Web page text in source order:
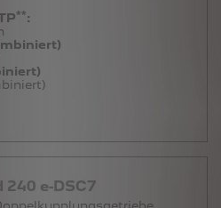
**:
240 e-DSC7